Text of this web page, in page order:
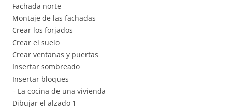
Fachada norte
Montaje de las fachadas
Crear los forjados
Crear el suelo
Crear ventanas y puertas
Insertar sombreado
Insertar bloques
– La cocina de una vivienda
Dibujar el alzado 1